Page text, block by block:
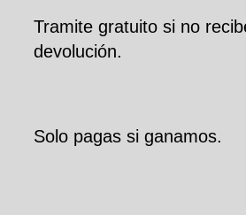
Tramite gratuito si no
devolución.
Solo pagas si ganamos.